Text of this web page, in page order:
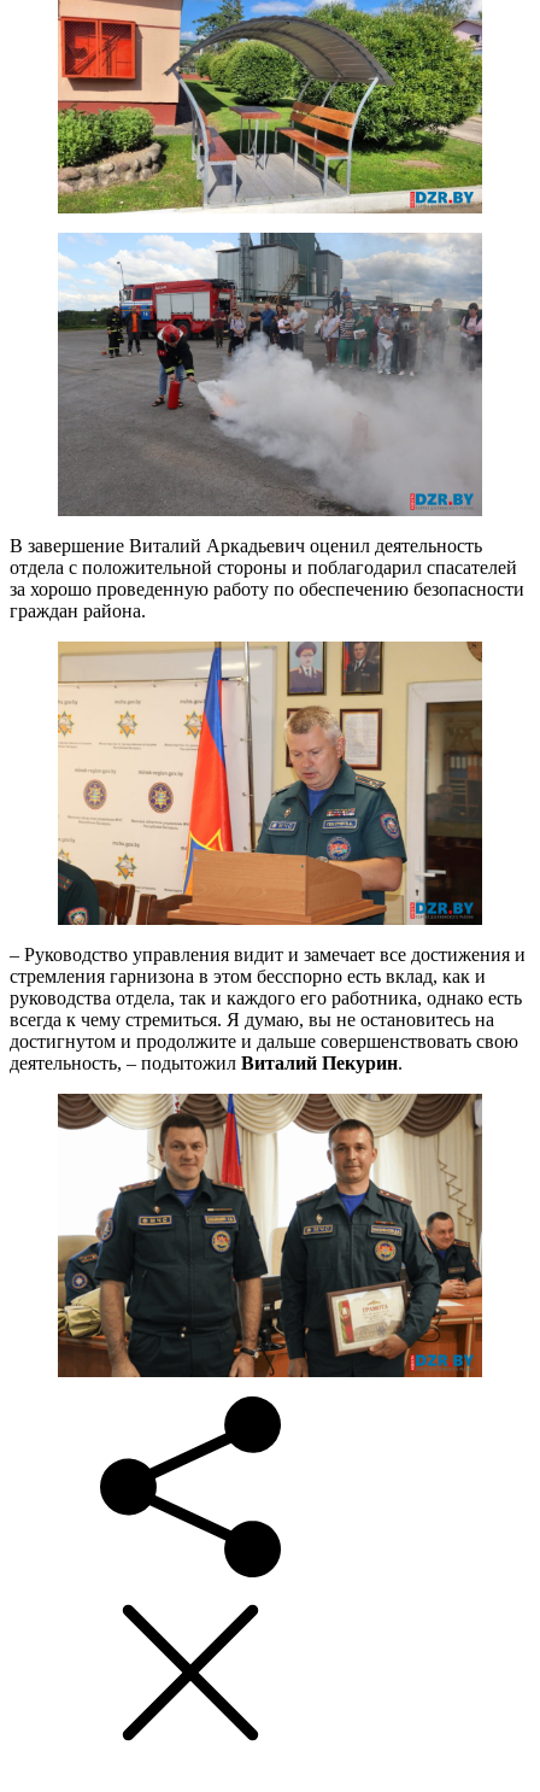
В завершение Виталий Аркадьевич оценил деятельность
отдела с положительной стороны и поблагодарил спасателей
за хорошо проведенную работу по обеспечению безопасности
граждан района.
– Руководство управления видит и замечает все достижения и
стремления гарнизона в этом бесспорно есть вклад, как и
руководства отдела, так и каждого его работника, однако есть
всегда к чему стремиться. Я думаю, вы не остановитесь на
достигнутом и продолжите и дальше совершенствовать свою
деятельность, – подытожил Виталий Пекурин.